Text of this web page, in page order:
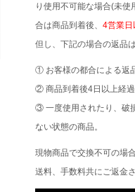
り使用不可能な場合(未
合は商品到着後、 4営業日
但し、下記の場合の返品
① お客様の都合による返
② 商品到着後4日以上経過
③ 一度使用されたり、破
ない状態の商品。
現物商品で交換不可の場
送料、手数料共にご返金